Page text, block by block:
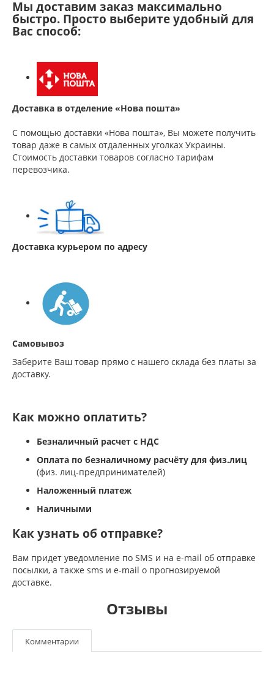
Мы доставим заказ максимально
быстро. Просто выберите удобный для
Вас способ:
Доставка в отделение «Нова пошта»
С помощью доставки «Нова пошта», Вы можете получить
товар даже в самых отдаленных уголках Украины.
Стоимость доставки товаров согласно тарифам
перевозчика.
Доставка курьером по адресу
Самовывоз
Заберите Ваш товар прямо с нашего склада без платы за
доставку.
Как можно оплатить?
Безналичный расчет с НДС
Оплата по безналичному расчёту для физ.лиц
(физ. лиц-предпринимателей)
Наложенный платеж
Наличными
Как узнать об отправке?
Вам придет уведомление по SMS и на e-mail об отправке
посылки, а также sms и e-mail о прогнозируемой
доставке.
Отзывы
Комментарии